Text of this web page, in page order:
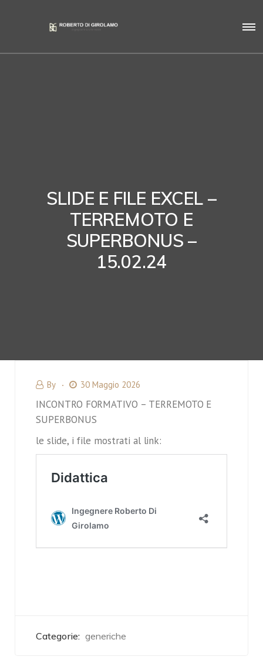
SLIDE E FILE EXCEL –
TERREMOTO E
SUPERBONUS –
15.02.24
By 30 Maggio 2026
INCONTRO FORMATIVO – TERREMOTO E
SUPERBONUS
le slide, i file mostrati al link:
Categorie: generiche